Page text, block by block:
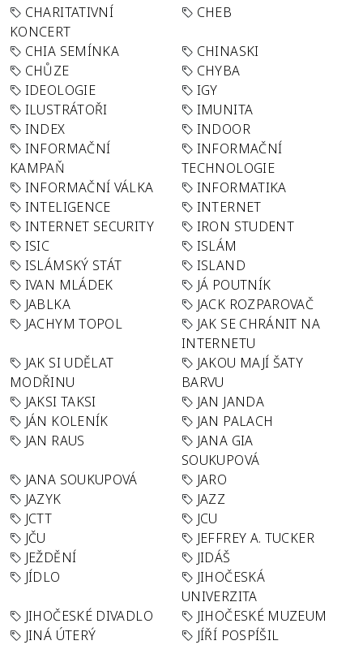
CHARITATIVNÍ
KONCERT
CHEB
CHIA SEMÍNKA
CHINASKI
CHŮZE
CHYBA
IDEOLOGIE
IGY
ILUSTRÁTOŘI
IMUNITA
INDEX
INDOOR
INFORMAČNÍ
KAMPAŇ
INFORMAČNÍ
TECHNOLOGIE
INFORMAČNÍ VÁLKA
INFORMATIKA
INTELIGENCE
INTERNET
INTERNET SECURITY
IRON STUDENT
ISIC
ISLÁM
ISLÁMSKÝ STÁT
ISLAND
IVAN MLÁDEK
JÁ POUTNÍK
JABLKA
JACK ROZPAROVAČ
JACHYM TOPOL
JAK SE CHRÁNIT NA
INTERNETU
JAK SI UDĚLAT
MODŘINU
JAKOU MAJÍ ŠATY
BARVU
JAKSI TAKSI
JAN JANDA
JÁN KOLENÍK
JAN PALACH
JAN RAUS
JANA GIA
SOUKUPOVÁ
JANA SOUKUPOVÁ
JARO
JAZYK
JAZZ
JCTT
JCU
JČU
JEFFREY A. TUCKER
JEŽDĚNÍ
JIDÁŠ
JÍDLO
JIHOČESKÁ
UNIVERZITA
JIHOČESKÉ DIVADLO
JIHOČESKÉ MUZEUM
JINÁ ÚTERÝ
JÍŘÍ POSPÍŠIL